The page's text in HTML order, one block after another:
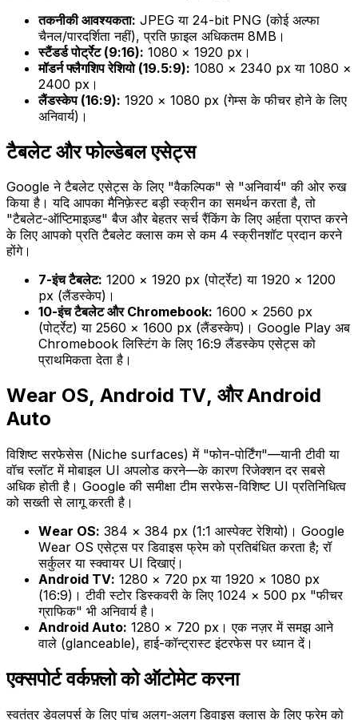
तकनीकी आवश्यकता: JPEG या 24-bit PNG (कोई अल्फा
चैनल/पारदर्शिता नहीं), प्रति फ़ाइल अधिकतम 8MB।
स्टैंडर्ड पोर्ट्रेट (9:16): 1080 × 1920 px।
मॉडर्न फ्लैगशिप रेशियो (19.5:9): 1080 × 2340 px या 1080 ×
2400 px।
लैंडस्केप (16:9): 1920 × 1080 px (गेम्स के फीचर होने के लिए
अनिवार्य)।
टैबलेट और फोल्डेबल एसेट्स
Google ने टैबलेट एसेट्स के लिए "वैकल्पिक" से "अनिवार्य" की ओर रुख
किया है। यदि आपका मैनिफ़ेस्ट बड़ी स्क्रीन का समर्थन करता है, तो
"टैबलेट-ऑप्टिमाइज़्ड" बैज और बेहतर सर्च रैंकिंग के लिए अर्हता प्राप्त करने
के लिए आपको प्रति टैबलेट क्लास कम से कम 4 स्क्रीनशॉट प्रदान करने
होंगे।
7-इंच टैबलेट: 1200 × 1920 px (पोर्ट्रेट) या 1920 × 1200
px (लैंडस्केप)।
10-इंच टैबलेट और Chromebook: 1600 × 2560 px
(पोर्ट्रेट) या 2560 × 1600 px (लैंडस्केप)। Google Play अब
Chromebook लिस्टिंग के लिए 16:9 लैंडस्केप एसेट्स को
प्राथमिकता देता है।
Wear OS, Android TV, और Android
Auto
विशिष्ट सरफेसेस (Niche surfaces) में "फोन-पोर्टिंग"—यानी टीवी या
वॉच स्लॉट में मोबाइल UI अपलोड करने—के कारण रिजेक्शन दर सबसे
अधिक होती है। Google की समीक्षा टीम सरफेस-विशिष्ट UI प्रतिनिधित्व
को सख्ती से लागू करती है।
Wear OS: 384 × 384 px (1:1 आस्पेक्ट रेशियो)। Google
Wear OS एसेट्स पर डिवाइस फ्रेम को प्रतिबंधित करता है; रॉ
सर्कुलर या स्क्वायर UI दिखाएं।
Android TV: 1280 × 720 px या 1920 × 1080 px
(16:9)। टीवी स्टोर डिस्कवरी के लिए 1024 × 500 px "फीचर
ग्राफिक" भी अनिवार्य है।
Android Auto: 1280 × 720 px। एक नज़र में समझ आने
वाले (glanceable), हाई-कॉन्ट्रास्ट इंटरफेस पर ध्यान दें।
एक्सपोर्ट वर्कफ़्लो को ऑटोमेट करना
स्वतंत्र डेवलपर्स के लिए पांच अलग-अलग डिवाइस क्लास के लिए फ्रेम को